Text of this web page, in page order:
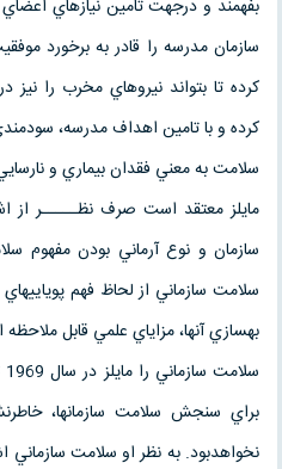
بفهمند و درجهت تامين نيازهاي
سازمان مدرسه را قادر به برخورد
كرده تا بتواند نيروهاي مخرب را
كرده و با تامين اهداف مدرسه،
سلامت به معني فقدان بيماري و
مايلز معتقد است صرف نظـــــر از
سازمان و نوع آرماني بودن مفهوم
سلامت سازماني از لحاظ فهم
بهسازي آنها، مزاياي علمي قابل ملاحظه
براي سنجش سلامت سازمانها،
نخواهدبود. به نظر او سلامت سازماني